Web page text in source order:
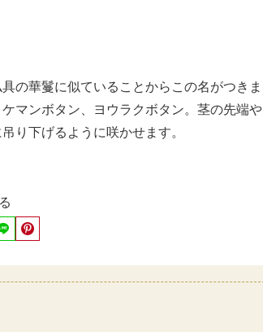
の華鬘に似ていることからこの名がつきま
マンボタン、ヨウラクボタン。茎の先端や
り下げるように咲かせます。